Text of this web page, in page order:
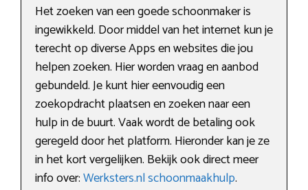
Het zoeken van een goede schoonmaker is
ingewikkeld. Door middel van het internet kun je
terecht op diverse Apps en websites die jou
helpen zoeken. Hier worden vraag en aanbod
gebundeld. Je kunt hier eenvoudig een
zoekopdracht plaatsen en zoeken naar een
hulp in de buurt. Vaak wordt de betaling ook
geregeld door het platform. Hieronder kan je ze
in het kort vergelijken. Bekijk ook direct meer
info over:Werksters.nl schoonmaakhulp.